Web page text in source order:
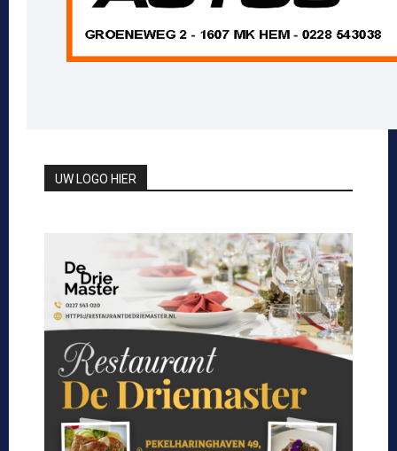
UW LOGO HIER